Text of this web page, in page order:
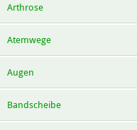
Arthrose
Atemwege
Augen
Bandscheibe